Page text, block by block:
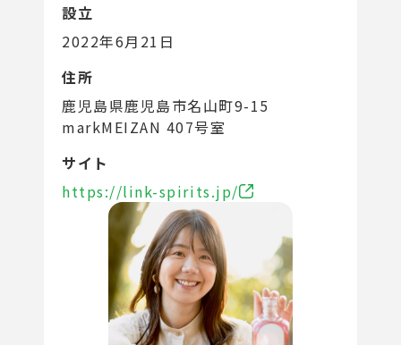
設立
2022年6月21日
住所
鹿児島県鹿児島市名山町9-15
markMEIZAN 407号室
サイト
https://link-spirits.jp/